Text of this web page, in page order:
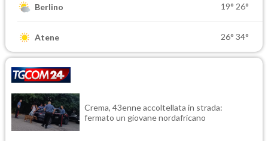
Berlino 19° 26°
Atene 26° 34°
Crema, 43enne accoltellata in strada:
fermato un giovane nordafricano